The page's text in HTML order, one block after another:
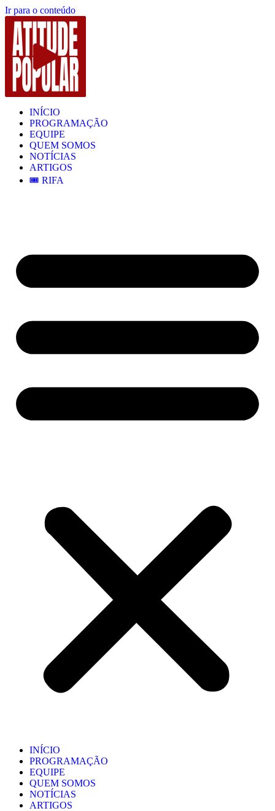
Ir para o conteúdo
INÍCIO
PROGRAMAÇÃO
EQUIPE
QUEM SOMOS
NOTÍCIAS
ARTIGOS
🎟️ RIFA
INÍCIO
PROGRAMAÇÃO
EQUIPE
QUEM SOMOS
NOTÍCIAS
ARTIGOS